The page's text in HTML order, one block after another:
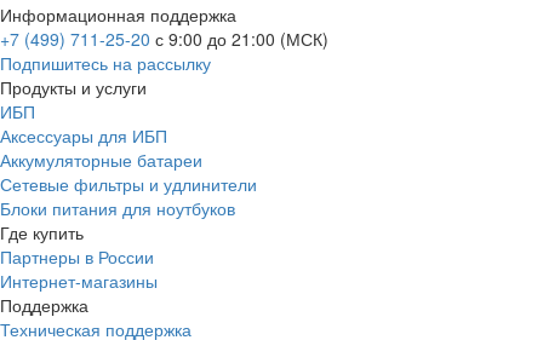
Информационная поддержка
+7 (499) 711-25-20 с 9:00 до 21:00 (МСК)
Подпишитесь на рассылку
Продукты и услуги
ИБП
Аксессуары для ИБП
Аккумуляторные батареи
Сетевые фильтры и удлинители
Блоки питания для ноутбуков
Где купить
Партнеры в России
Интернет-магазины
Поддержка
Техническая поддержка